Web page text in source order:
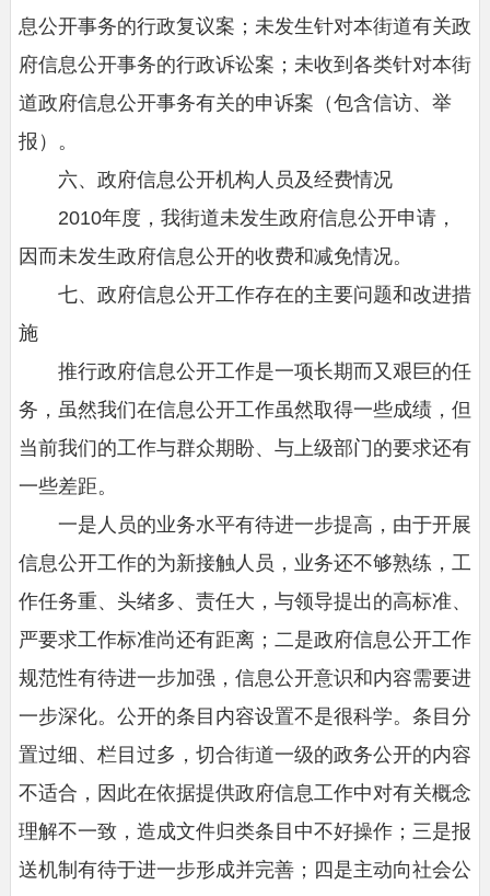
息公开事务的行政复议案；未发生针对本街道有关政
府信息公开事务的行政诉讼案；未收到各类针对本街
道政府信息公开事务有关的申诉案（包含信访、举
报）。
六、政府信息公开机构人员及经费情况
2010年度，我街道未发生政府信息公开申请，
因而未发生政府信息公开的收费和减免情况。
七、政府信息公开工作存在的主要问题和改进措
施
推行政府信息公开工作是一项长期而又艰巨的任
务，虽然我们在信息公开工作虽然取得一些成绩，但
当前我们的工作与群众期盼、与上级部门的要求还有
一些差距。
一是人员的业务水平有待进一步提高，由于开展
信息公开工作的为新接触人员，业务还不够熟练，工
作任务重、头绪多、责任大，与领导提出的高标准、
严要求工作标准尚还有距离；二是政府信息公开工作
规范性有待进一步加强，信息公开意识和内容需要进
一步深化。公开的条目内容设置不是很科学。条目分
置过细、栏目过多，切合街道一级的政务公开的内容
不适合，因此在依据提供政府信息工作中对有关概念
理解不一致，造成文件归类条目中不好操作；三是报
送机制有待于进一步形成并完善；四是主动向社会公